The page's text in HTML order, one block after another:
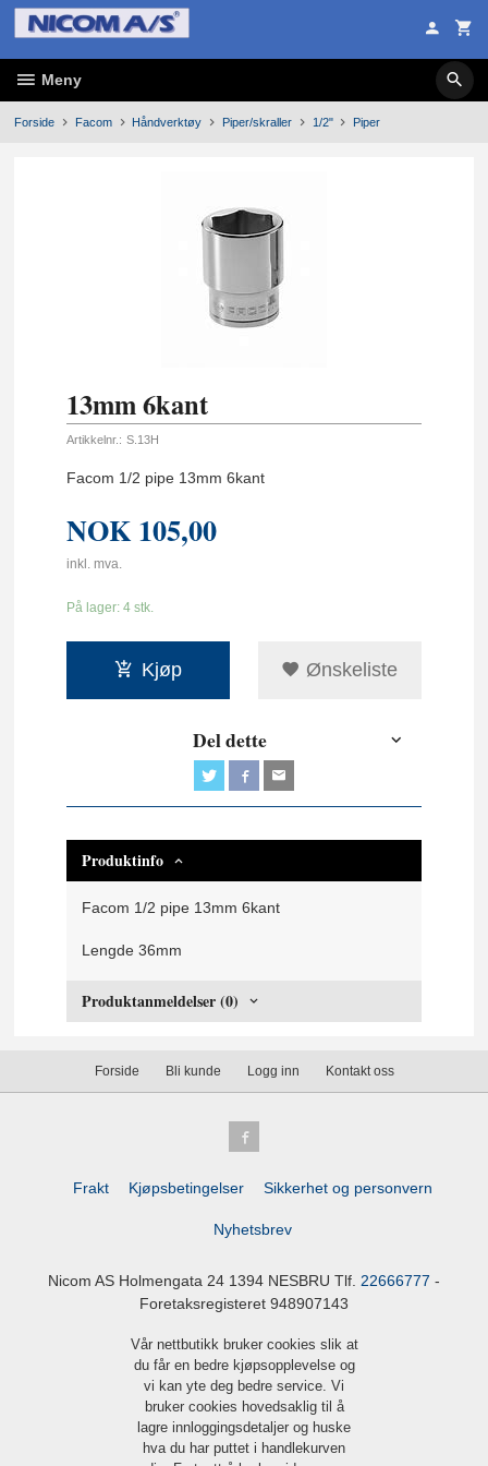
Gå
innholdet
Meny
Forside Facom Håndverktøy Piper/skraller 1/2" Piper
13mm 6kant
Artikkelnr.: S.13H
Facom 1/2 pipe 13mm 6kant
NOK 105,00
inkl. mva.
På lager: 4 stk.
Kjøp Ønskeliste
Del dette
Produktinfo
Facom 1/2 pipe 13mm 6kant
Lengde 36mm
Produktanmeldelser (0)
Forside Bli kunde Logg inn Kontakt oss
Frakt Kjøpsbetingelser Sikkerhet og personvern
Nyhetsbrev
Nicom AS Holmengata 24 1394 NESBRU Tlf. 22666777 -
Foretaksregisteret 948907143
Vår nettbutikk bruker cookies slik at
du får en bedre kjøpsopplevelse og
vi kan yte deg bedre service. Vi
bruker cookies hovedsaklig til å
lagre innloggingsdetaljer og huske
hva du har puttet i handlekurven